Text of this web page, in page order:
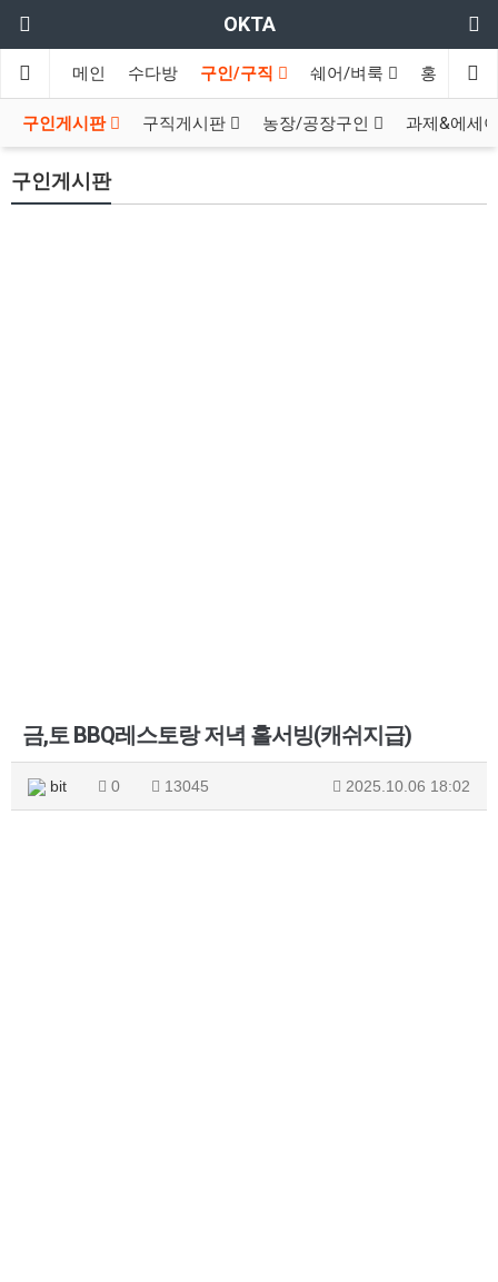
OKTA
메인 수다방 구인/구직 쉐어/벼룩 홍보방
구인게시판 구직게시판 농장/공장구인 과제&에세
구인게시판
금,토 BBQ레스토랑 저녁 홀서빙(캐쉬지급)
bit 0 13045 2025.10.06 18:02